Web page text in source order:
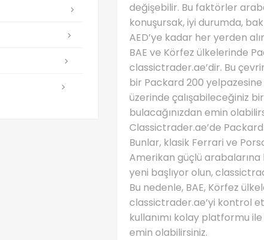
değişebilir. Bu faktörler
konuşursak, iyi durumda,
AED’ye kadar her yerden
BAE ve Körfez ülkelerinde
classictrader.ae’dir. Bu
bir Packard 200
üzerinde çalışabileceğiniz bir
bulacağınızdan emin
Classictrader.ae’de
Bunlar, klasik Ferrari ve
Amerikan güçlü
yeni başlıyor olun,
Bu nedenle, BAE, Körfez
classictrader.ae’yi kontrol
kullanımı kolay platformu
emin olabilirsiniz.